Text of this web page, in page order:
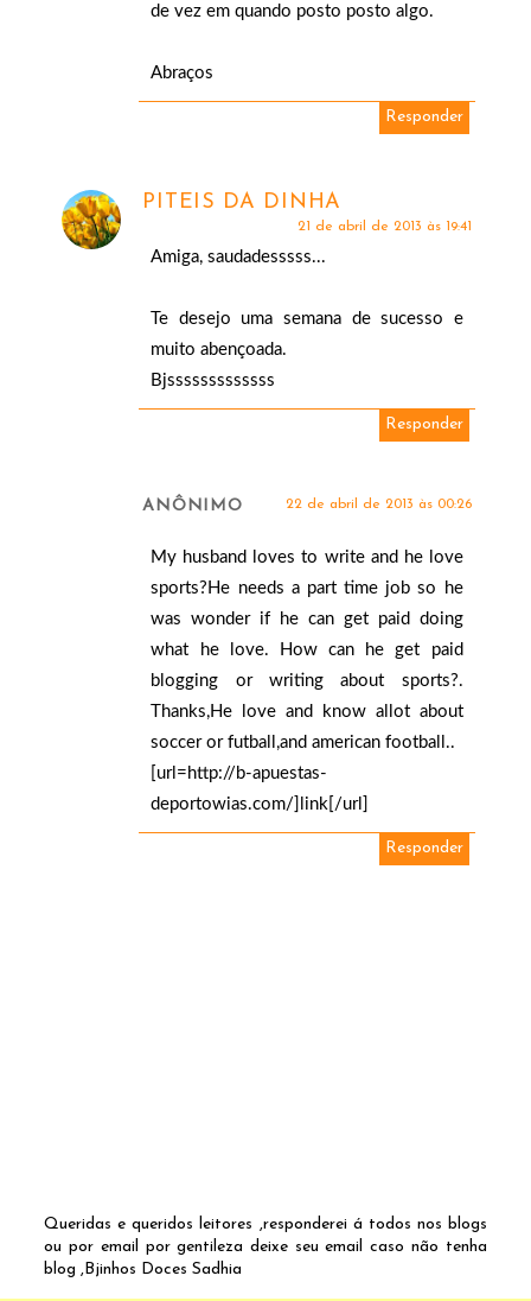
de vez em quando posto posto algo.
Abraços
Responder
PITEIS DA DINHA
21 de abril de 2013 às 19:41
Amiga, saudadesssss...
Te desejo uma semana de sucesso e
muito abençoada.
Bjsssssssssssss
Responder
ANÔNIMO 22 de abril de 2013 às 00:26
My husband loves to write and he love
sports?He needs a part time job so he
was wonder if he can get paid doing
what he love. How can he get paid
blogging or writing about sports?.
Thanks,He love and know allot about
soccer or futball,and american football..
[url=http://b-apuestas-
deportowias.com/]link[/url]
Responder
Queridas e queridos leitores ,responderei á todos nos blogs
ou por email por gentileza deixe seu email caso não tenha
blog ,Bjinhos Doces Sadhia